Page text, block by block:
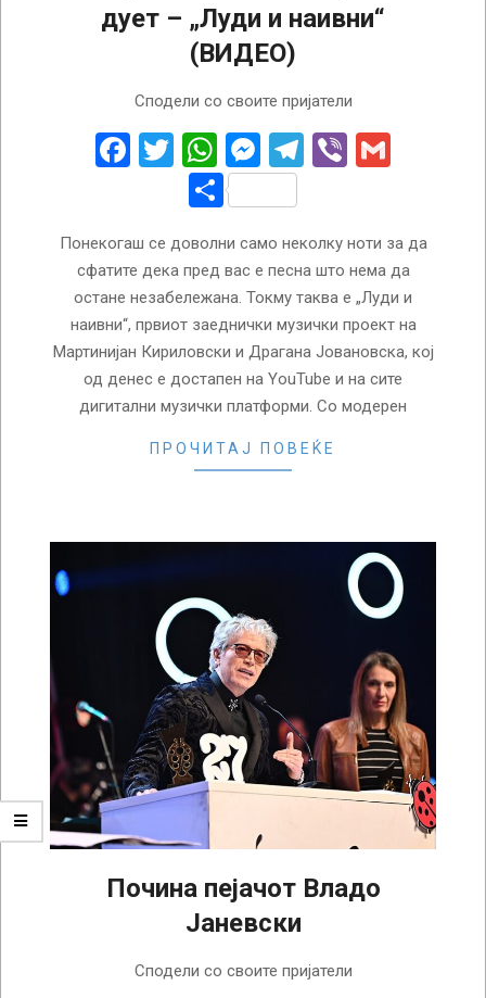
дует – „Луди и наивни“
(ВИДЕО)
Сподели со своите пријатели
Facebook
Twitter
WhatsApp
Messenger
Telegram
Viber
Share
Понекогаш се доволни само неколку ноти за да
сфатите дека пред вас е песна што нема да
остане незабележана. Токму таква е „Луди и
наивни“, првиот заеднички музички проект на
Мартинијан Кириловски и Драгана Јовановска, кој
од денес е достапен на YouTube и на сите
дигитални музички платформи. Со модерен
ПРОЧИТАЈ ПОВЕЌЕ
Почина пејачот Владо
Јаневски
Сподели со своите пријатели